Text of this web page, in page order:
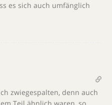
es sich auch umfänglich
zwiegespalten, denn auch